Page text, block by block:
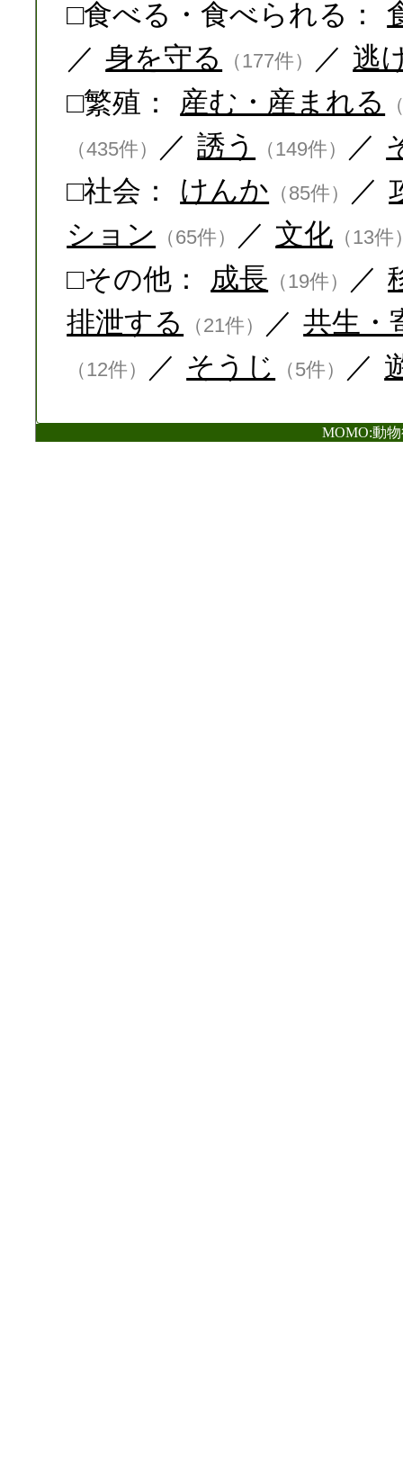
□食べる・食べられる：
／ 身を守る （177件） ／ 逃
□繁殖：
産む・産まれる
（435件）
／ 誘う （149件） ／
□社会：
けんか （85件） ／
ション
（65件） ／ 文化 （13件
□その他： 成長 （19件） ／
排泄する
（21件） ／ 共生・
（12件） ／ そうじ （5件） ／
MOMO:動